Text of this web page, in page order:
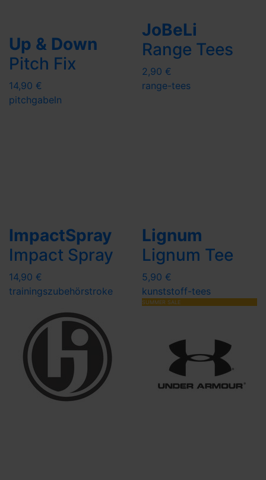
Up & Down
Pitch Fix
14,90 €
pitchgabeln
JoBeLi
Range Tees
2,90 €
range-tees
ImpactSpray
Impact Spray
14,90 €
trainingszubehörstroke
Lignum
Lignum Tee
5,90 €
kunststoff-tees
SUMMER SALE